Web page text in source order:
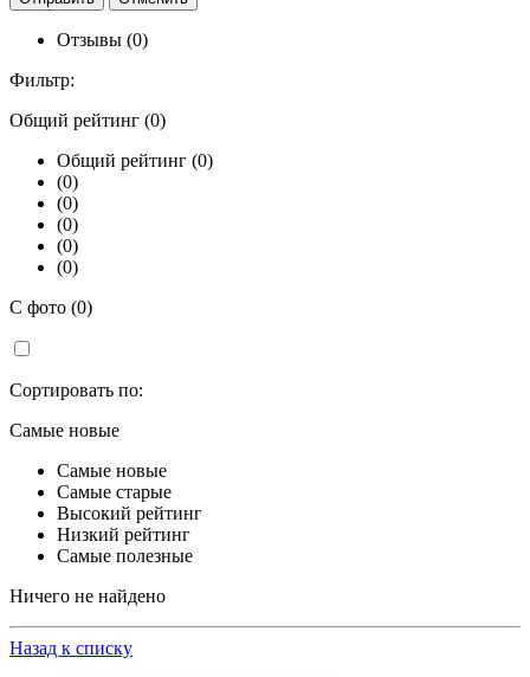
Отзывы (0)
Фильтр:
Общий рейтинг (0)
Общий рейтинг (0)
(0)
(0)
(0)
(0)
(0)
С фото (0)
Сортировать по:
Самые новые
Самые новые
Самые старые
Высокий рейтинг
Низкий рейтинг
Самые полезные
Ничего не найдено
Назад к списку